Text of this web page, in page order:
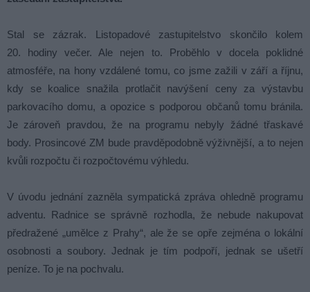
Stal se zázrak. Listopadové zastupitelstvo skončilo kolem
20. hodiny večer. Ale nejen to. Proběhlo v docela poklidné
atmosféře, na hony vzdálené tomu, co jsme zažili v září a říjnu,
kdy se koalice snažila protlačit navýšení ceny za výstavbu
parkovacího domu, a opozice s podporou občanů tomu bránila.
Je zároveň pravdou, že na programu nebyly žádné třaskavé
body. Prosincové ZM bude pravděpodobně výživnější, a to nejen
kvůli rozpočtu či rozpočtovému výhledu.
V úvodu jednání zazněla sympatická zpráva ohledně programu
adventu. Radnice se správně rozhodla, že nebude nakupovat
předražené „umělce z Prahy“, ale že se opře zejména o lokální
osobnosti a soubory. Jednak je tím podpoří, jednak se ušetří
peníze. To je na pochvalu.